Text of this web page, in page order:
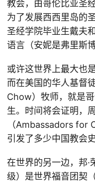
教会，由哥伦比亚圣
为了发展西西里岛的
圣经学院毕业生戴夫
语言（安妮是弗里斯
或许这世界上最大也
而在美国的华人基督
Chow）牧师，就是
生。时间将会证明，
（Ambassadors for
引发了多少中国教会
在世界的另一边，邦
级）是世界福音团契